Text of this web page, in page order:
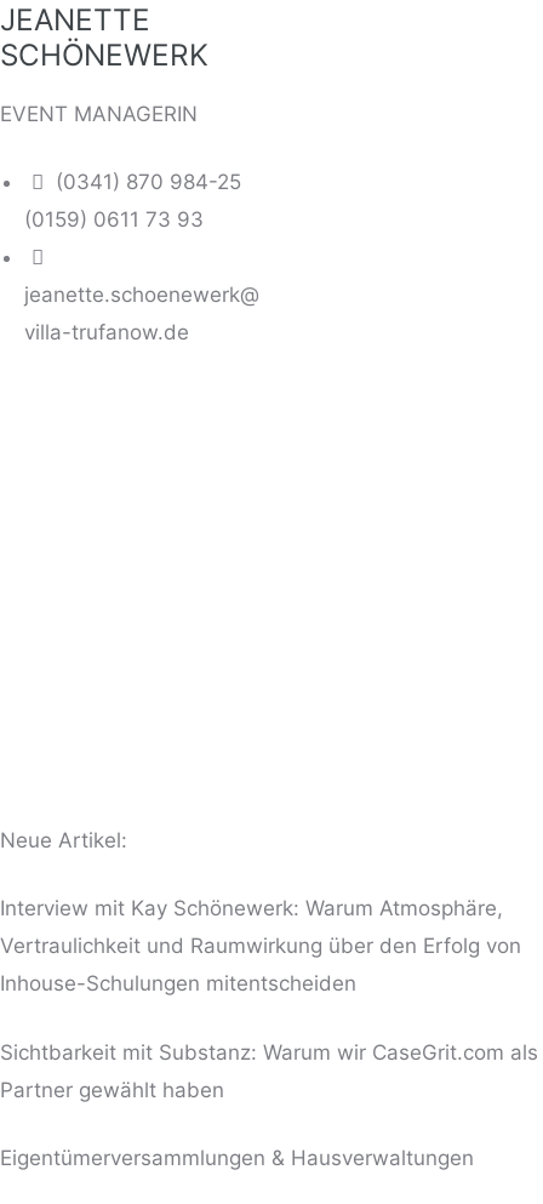
JEANETTE
SCHÖNEWERK
EVENT MANAGERIN
(0341) 870 984-25
(0159) 0611 73 93
jeanette.schoenewerk@
villa-trufanow.de
Neue Artikel:
Interview mit Kay Schönewerk: Warum Atmosphäre,
Vertraulichkeit und Raumwirkung über den Erfolg von
Inhouse-Schulungen mitentscheiden
Sichtbarkeit mit Substanz: Warum wir CaseGrit.com als
Partner gewählt haben
Eigentümerversammlungen & Hausverwaltungen